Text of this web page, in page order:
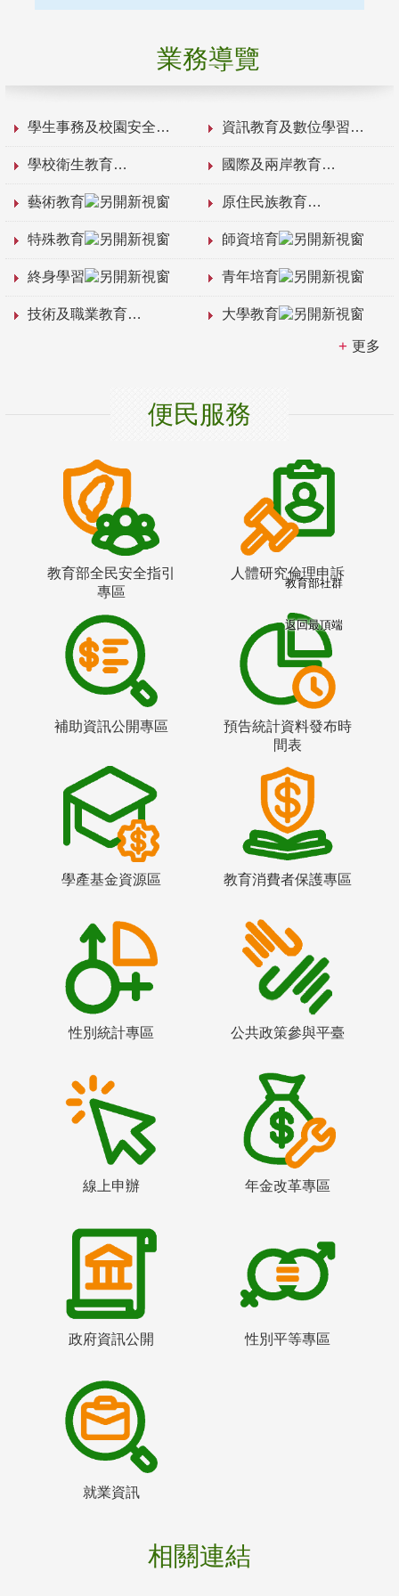
業務導覽
學生事務及校園安全 資訊教育及數位學習
學校衛生教育 國際及兩岸教育
藝術教育 原住民族教育
特殊教育 師資培育
終身學習 青年培育
技術及職業教育 大學教育
更多
便民服務
教育部全民安全指引
專區
人體研究倫理申訴
補助資訊公開專區
預告統計資料發布時
間表
學產基金資源區 教育消費者保護專區
性別統計專區 公共政策參與平臺
線上申辦 年金改革專區
政府資訊公開 性別平等專區
就業資訊
相關連結
教育部社群
返回最頂端